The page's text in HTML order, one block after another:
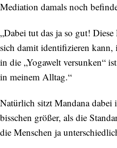
Mediation damals noch
„Dabei tut das ja so gut!
sich damit identifizieren kann,
in die „Yogawelt versunken“
in meinem Alltag.“
Natürlich sitzt Mandana dabei
bisschen größer, als die
die Menschen ja